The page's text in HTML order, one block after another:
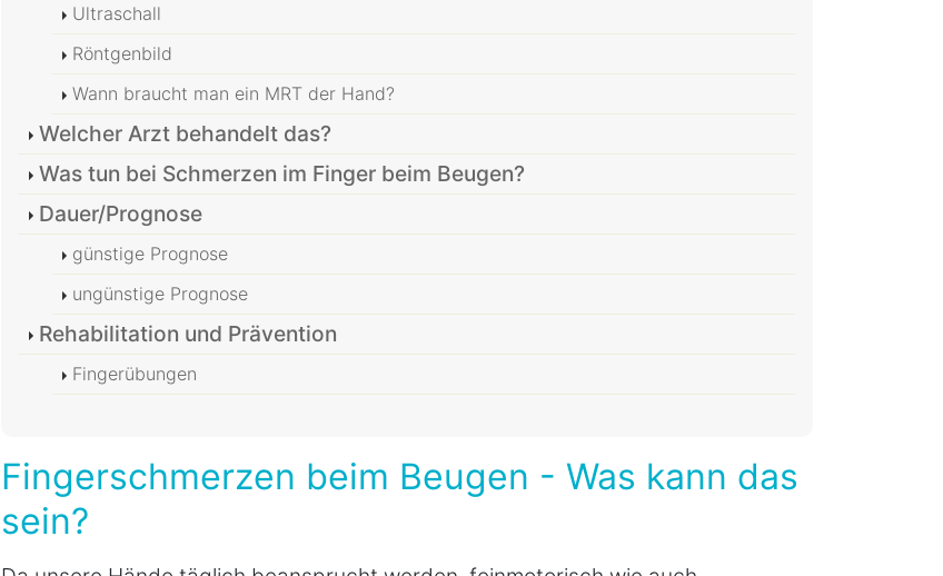
Ultraschall
Röntgenbild
Wann braucht man ein MRT der Hand?
Welcher Arzt behandelt das?
Was tun bei Schmerzen im Finger beim Beugen?
Dauer/Prognose
günstige Prognose
ungünstige Prognose
Rehabilitation und Prävention
Fingerübungen
Fingerschmerzen beim Beugen - Was kann das
sein?